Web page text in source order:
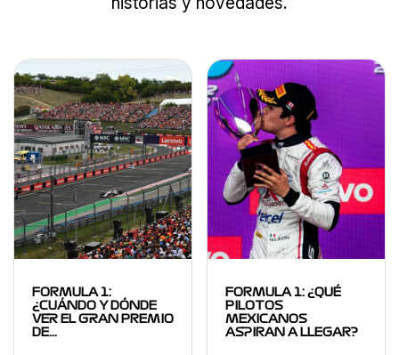
FORMULA 1:
¿CUÁNDO Y DÓNDE
VER EL GRAN PREMIO
DE…
FORMULA 1: ¿QUÉ
PILOTOS
MEXICANOS
ASPIRAN A LLEGAR?